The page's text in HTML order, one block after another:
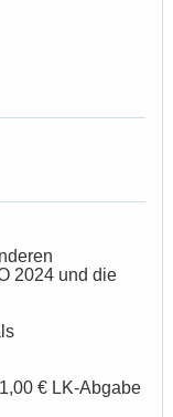
2024 und die
€ LK-Abgabe